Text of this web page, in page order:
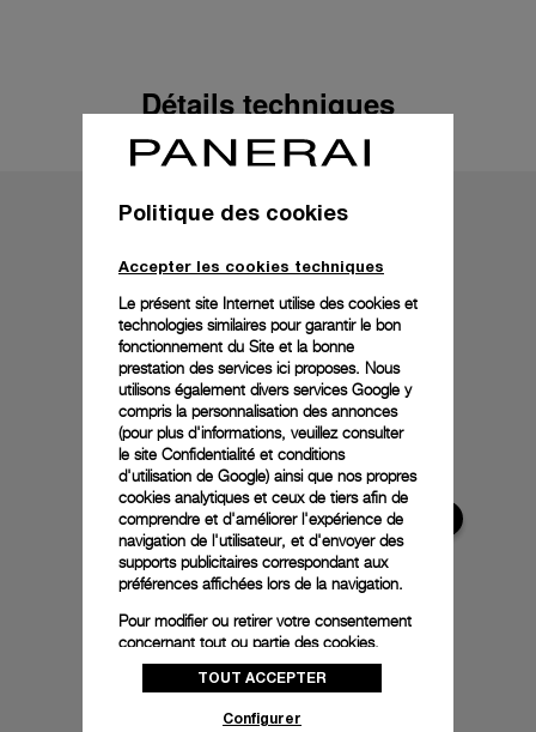
Détails techniques
Politique des cookies
Accepter les cookies techniques
Le présent site Internet utilise des cookies et
technologies similaires pour garantir le bon
fonctionnement du Site et la bonne
prestation des services ici proposes. Nous
utilisons également divers services Google y
compris la personnalisation des annonces
(pour plus d'informations, veuillez consulter
le site Confidentialité et conditions
d'utilisation de Google) ainsi que nos propres
cookies analytiques et ceux de tiers afin de
comprendre et d'améliorer l'expérience de
navigation de l'utilisateur, et d'envoyer des
supports publicitaires correspondant aux
préférences affichées lors de la navigation.
Pour modifier ou retirer votre consentement
concernant tout ou partie des cookies,
cliquez sur « Configurer » ou consultez notre
politique des cookiespour obtenir plus
TOUT ACCEPTER
Configurer